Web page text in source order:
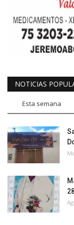
NOTICIAS
Esta semana